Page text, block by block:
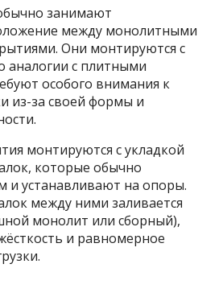
занимают
между монолитными
Они монтируются с
с плитными
особого внимания к
из-за своей формы и
монтируются с укладкой
которые обычно
и устанавливают на опоры.
между ними заливается
монолит или сборный),
и равномерное